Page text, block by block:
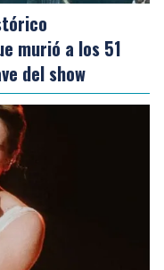
murió a los 51
del show